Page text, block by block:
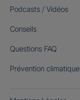
Podcasts / Vidéos
Conseils
Questions FAQ
Prévention climatique